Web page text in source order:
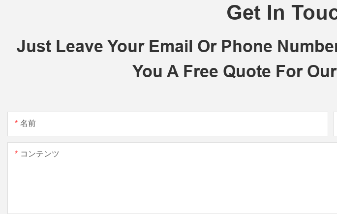
Get In
Just Leave Your Email Or Phone
You A Free Quote For
名前
コンテンツ